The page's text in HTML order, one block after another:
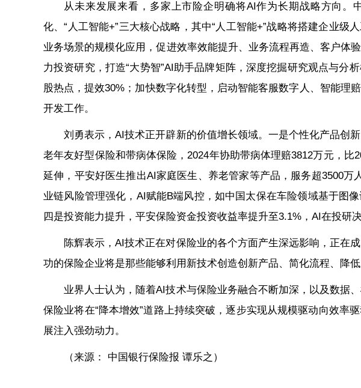
从未来发展来看，多家上市险企明确将AI作为长期战略方向。
化、“人工智能+”三大核心战略，其中“人工智能+”战略将搭建企业级
业务场景的规模化应用，促进效率效能提升、业务流程再造、客户体
力投资研究，打造“大势智”AI助手品牌矩阵，深度挖掘研究观点与分
股热点，提效30%；加快数字化转型，启动智能客服数字人、智能理
开发工作。
刘勇表示，AI技术正开辟新的价值增长领域。一是个性化产品创
老年友好型保险和带病体保险，2024年协助带病体理赔3812万元，比
延伸，平安好医生推出AI家庭医生、养老管家等产品，服务超3500万
业链风险管理强化，AI赋能B端风控，如中国太保在车险领域基于图
四是投资能力提升，平安保险资金投资收益率提升至3.1%，AI在投研
陈辉表示，AI技术正在对保险业的各个方面产生深远影响，正在
功的保险企业将是那些能够利用新技术创造创新产品、简化流程、降
业界人士认为，随着AI技术与保险业务融合不断加深，以及数据
保险业将在“降本增效”道路上持续突破，逐步实现从规模驱动向效率
展注入强劲动力。
（来源： 中国银行保险报 谭乐之）